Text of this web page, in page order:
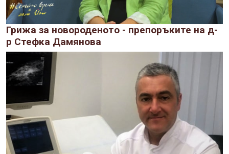
Грижа за новороденото - препоръките на д-
р Стефка Дамянова